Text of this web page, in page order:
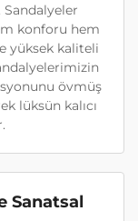
Sandalyeler
konforu hem
yüksek kaliteli
övmüş
lüksün kalıcı
Sanatsal